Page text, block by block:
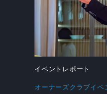
イベントレポート
オーナーズクラブイ